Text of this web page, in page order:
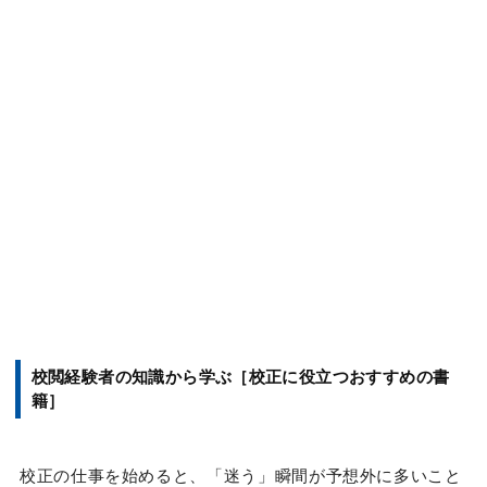
校閲経験者の知識から学ぶ［校正に役立つおすすめの書
籍］
校正の仕事を始めると、「迷う」瞬間が予想外に多いこと